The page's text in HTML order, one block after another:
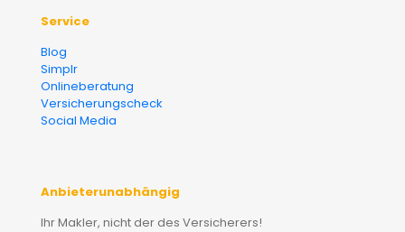
Service
Blog
Simplr
Onlineberatung
Versicherungscheck
Social Media
Anbieterunabhängig
Ihr Makler, nicht der des Versicherers!